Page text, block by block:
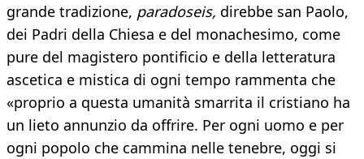
grande tradizione, paradoseis, direbbe san Paolo,
dei Padri della Chiesa e del monachesimo, come
pure del magistero pontificio e della letteratura
ascetica e mistica di ogni tempo rammenta che
«proprio a questa umanità smarrita il cristiano ha
un lieto annunzio da offrire. Per ogni uomo e per
ogni popolo che cammina nelle tenebre, oggi si